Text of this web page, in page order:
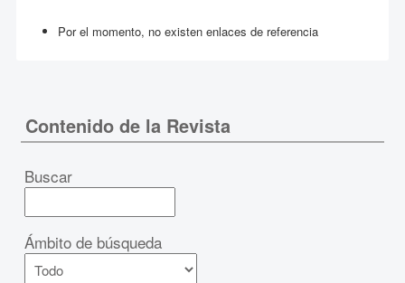
Por el momento, no existen enlaces de referencia
Contenido de la Revista
Buscar
Ámbito de búsqueda